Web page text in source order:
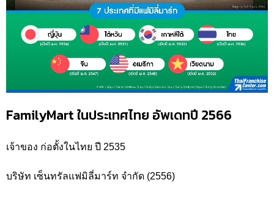
FamilyMart ในประเทศไทย อัพเดทปี 2566
เจ้าของ ก่อตั้งในไทย ปี 2535
บริษัท เซ็นทรัลแฟมิลี่มาร์ท จำกัด (2556)